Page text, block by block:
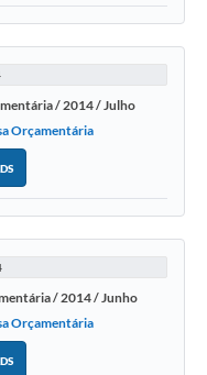
/ 2014 / Julho
Orçamentária
/ 2014 / Junho
Orçamentária